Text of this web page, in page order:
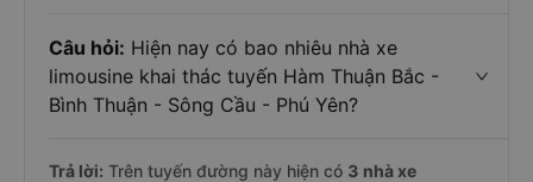
Câu hỏi: Hiện nay có bao nhiêu nhà xe
limousine khai thác tuyến Hàm Thuận Bắc -
Bình Thuận - Sông Cầu - Phú Yên?
Trả lời: Trên tuyến đường này hiện có 3 nhà xe